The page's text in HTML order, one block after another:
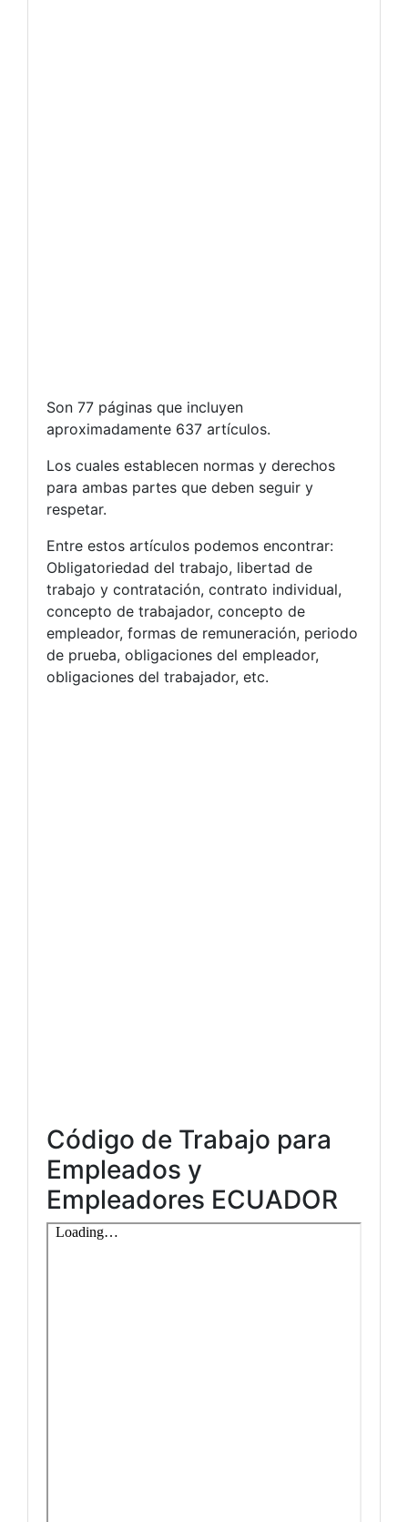
Son 77 páginas que incluyen
aproximadamente 637 artículos.
Los cuales establecen normas y derechos
para ambas partes que deben seguir y
respetar.
Entre estos artículos podemos encontrar:
Obligatoriedad del trabajo, libertad de
trabajo y contratación, contrato individual,
concepto de trabajador, concepto de
empleador, formas de remuneración, periodo
de prueba, obligaciones del empleador,
obligaciones del trabajador, etc.
Código de Trabajo para
Empleados y
Empleadores ECUADOR